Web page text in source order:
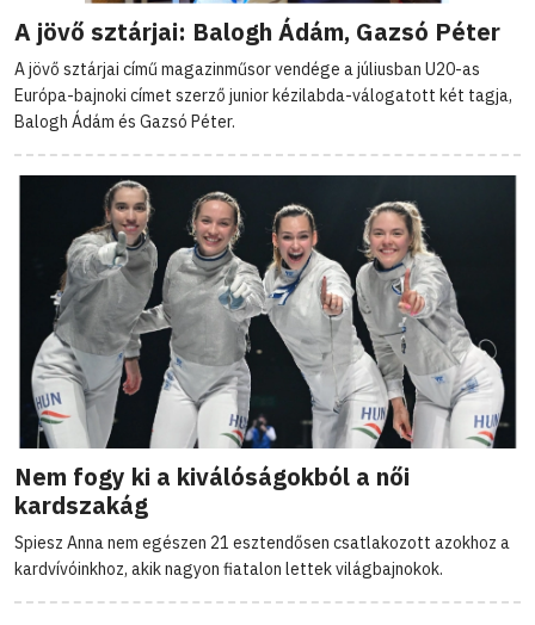
A jövő sztárjai: Balogh Ádám, Gazsó Péter
A jövő sztárjai című magazinműsor vendége a júliusban U20-as
Európa-bajnoki címet szerző junior kézilabda-válogatott két tagja,
Balogh Ádám és Gazsó Péter.
Nem fogy ki a kiválóságokból a női
kardszakág
Spiesz Anna nem egészen 21 esztendősen csatlakozott azokhoz a
kardvívóinkhoz, akik nagyon fiatalon lettek világbajnokok.